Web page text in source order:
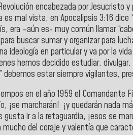
encabezada por Jesucristo
mal vista, en Apocalipsis 3:16
era –aún es- muy común llamar
buscar sumar y organizar para
ideología en particular y va por la
hemos decidido estudiar,
debemos estar siempre vigilantes,
en el año 1959 el Comandante
¡se marcharán! ¡y quedarán nada
gusta ir a la retaguardia, ¡esos se
del coraje y valentía que